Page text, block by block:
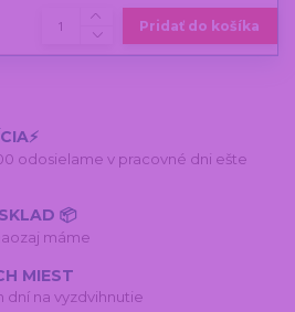
Pridať do košíka
odosielame v pracovné dni ešte
📦
máme
MIEST
dní na vyzdvihnutie